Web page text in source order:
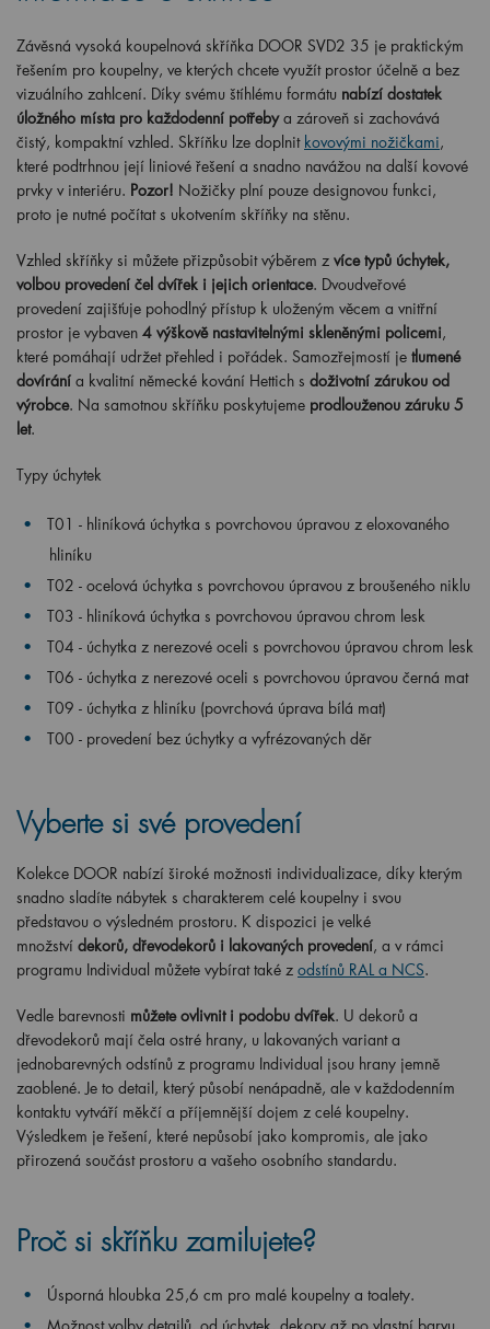
Závěsná vysoká koupelnová skříňka DOOR SVD2 35 je praktickým
řešením pro koupelny, ve kterých chcete využít prostor účelně a bez
vizuálního zahlcení. Díky svému štíhlému formátu nabízí dostatek
úložného místa pro každodenní potřebya zároveň si zachovává
čistý, kompaktní vzhled. Skříňku lze doplnit kovovými nožičkami,
které podtrhnou její liniové řešení a snadno navážou na další kovové
prvky v interiéru. Pozor! Nožičky plní pouze designovou funkci,
proto je nutné počítat s ukotvením skříňky na stěnu.
Vzhled skříňky si můžete přizpůsobit výběrem z více typů úchytek,
volbou provedení čel dvířek i jejich orientace. Dvoudveřové
provedení zajišťuje pohodlný přístup k uloženým věcem a vnitřní
prostor je vybaven 4 výškově nastavitelnými skleněnými policemi,
které pomáhají udržet přehled i pořádek. Samozřejmostí je tlumené
dovírání a kvalitní německé kování Hettich s doživotní zárukou od
výrobce. Na samotnou skříňku poskytujeme prodlouženou záruku 5
let.
Typy úchytek
T01 - hliníková úchytka s povrchovou úpravou z eloxovaného
hliníku
T02 - ocelová úchytka s povrchovou úpravou z broušeného niklu
T03 - hliníková úchytka s povrchovou úpravou chrom lesk
T04 - úchytka z nerezové oceli s povrchovou úpravou chrom lesk
T06 - úchytka z nerezové oceli s povrchovou úpravou černá mat
T09 - úchytka z hliníku (povrchová úprava bílá mat)
T00 - provedení bez úchytky a vyfrézovaných děr
Vyberte si své provedení
Kolekce DOOR nabízí široké možnosti individualizace, díky kterým
snadno sladíte nábytek s charakterem celé koupelny i svou
představou o výsledném prostoru. K dispozici je velké
množství dekorů, dřevodekorů i lakovaných provedení, a v rámci
programu Individual můžete vybírat také z odstínů RAL a NCS.
Vedle barevnosti můžete ovlivnit i podobu dvířek. U dekorů a
dřevodekorů mají čela ostré hrany, u lakovaných variant a
jednobarevných odstínů z programu Individual jsou hrany jemně
zaoblené. Je to detail, který působí nenápadně, ale v každodenním
kontaktu vytváří měkčí a příjemnější dojem z celé koupelny.
Výsledkem je řešení, které nepůsobí jako kompromis, ale jako
přirozená součást prostoru a vašeho osobního standardu.
Proč si skříňku zamilujete?
Úsporná hloubka 25,6 cm pro malé koupelny a toalety.